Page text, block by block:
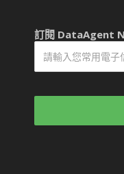
訂閱 DataAgent